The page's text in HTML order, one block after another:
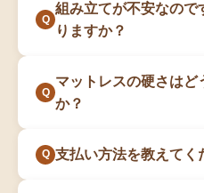
組み立てが不安なので
りますか？
マットレスの硬さはど
か？
支払い方法を教えてく